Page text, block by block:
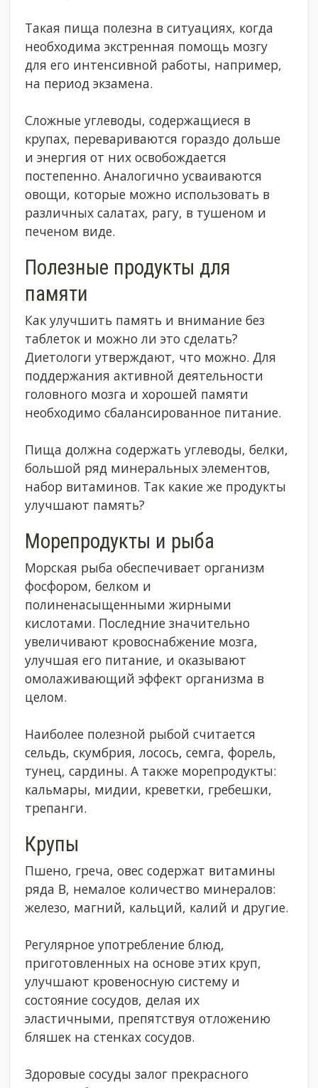
Такая пища полезна в ситуациях, когда
необходима экстренная помощь мозгу
для его интенсивной работы, например,
на период экзамена.
Сложные углеводы, содержащиеся в
крупах, перевариваются гораздо дольше
и энергия от них освобождается
постепенно. Аналогично усваиваются
овощи, которые можно использовать в
различных салатах, рагу, в тушеном и
печеном виде.
Полезные продукты для
памяти
Как улучшить память и внимание без
таблеток и можно ли это сделать?
Диетологи утверждают, что можно. Для
поддержания активной деятельности
головного мозга и хорошей памяти
необходимо сбалансированное питание.
Пища должна содержать углеводы, белки,
большой ряд минеральных элементов,
набор витаминов. Так какие же продукты
улучшают память?
Морепродукты и рыба
Морская рыба обеспечивает организм
фосфором, белком и
полиненасыщенными жирными
кислотами. Последние значительно
увеличивают кровоснабжение мозга,
улучшая его питание, и оказывают
омолаживающий эффект организма в
целом.
Наиболее полезной рыбой считается
сельдь, скумбрия, лосось, семга, форель,
тунец, сардины. А также морепродукты:
кальмары, мидии, креветки, гребешки,
трепанги.
Крупы
Пшено, греча, овес содержат витамины
ряда В, немалое количество минералов:
железо, магний, кальций, калий и другие.
Регулярное употребление блюд,
приготовленных на основе этих круп,
улучшают кровеносную систему и
состояние сосудов, делая их
эластичными, препятствуя отложению
бляшек на стенках сосудов.
Здоровые сосуды залог прекрасного